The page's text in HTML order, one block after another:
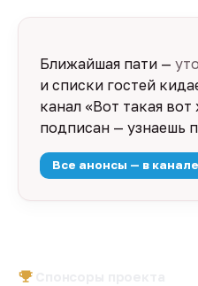
Ближайшая пати —
и списки гостей
канал «Вот такая
подписан — узнаешь
Все анонсы — в канале